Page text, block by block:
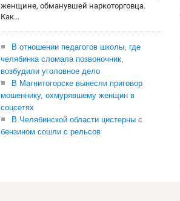
женщине, обманувшей наркоторговца.
Как...
В отношении педагогов школы, где
челябинка сломала позвоночник,
возбудили уголовное дело
В Магнитогорске вынесли приговор
мошеннику, охмурявшему женщин в
соцсетях
В Челябинской области цистерны с
бензином сошли с рельсов